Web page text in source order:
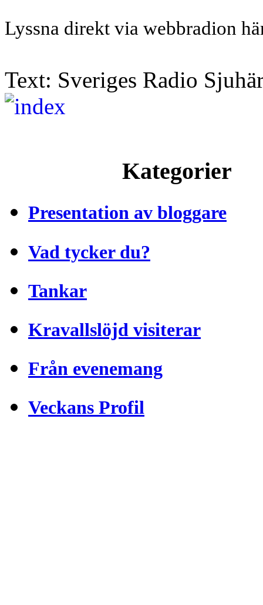
Lyssna direkt via webbradion
Text: Sveriges Radio
Kategorier
Presentation av bloggare
Vad tycker du?
Tankar
Kravallslöjd visiterar
Från evenemang
Veckans Profil